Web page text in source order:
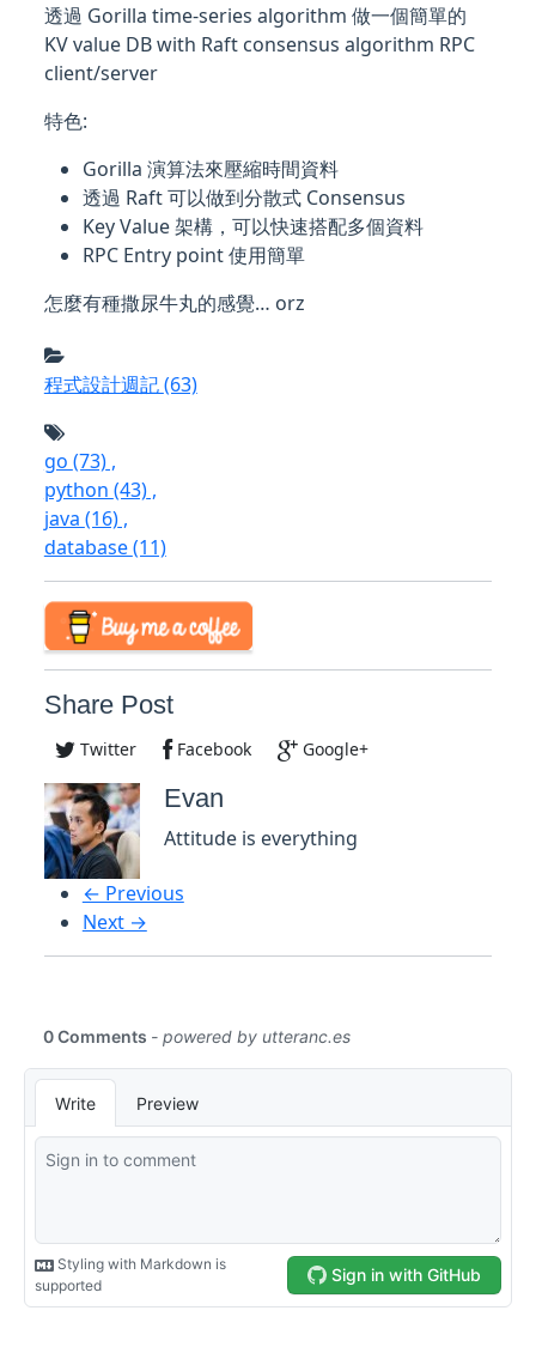
透過 Gorilla time-series algorithm 做一個簡單的
KV value DB with Raft consensus algorithm RPC
client/server
特色:
Gorilla 演算法來壓縮時間資料
透過 Raft 可以做到分散式 Consensus
Key Value 架構，可以快速搭配多個資料
RPC Entry point 使用簡單
怎麼有種撒尿牛丸的感覺… orz
程式設計週記(63)
go (73),
python (43),
java (16),
database(11)
Share Post
Twitter Facebook Google+
Evan
Attitude is everything
← Previous
Next →